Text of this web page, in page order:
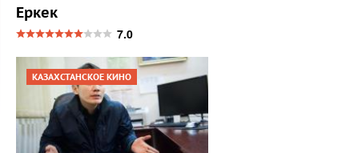
Еркек
7.0
КАЗАХСТАНСКОЕ КИНО